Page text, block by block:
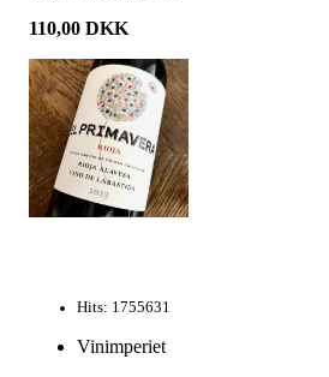
110,00 DKK
Hits: 1755631
Vinimperiet